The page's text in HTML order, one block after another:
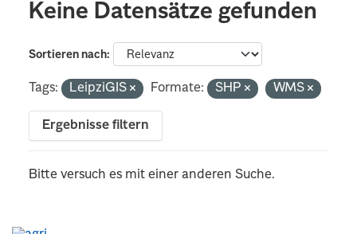
Keine Datensätze gefunden
Sortieren nach
Tags: LeipziGIS Formate: SHP WMS
Ergebnisse filtern
Bitte versuch es mit einer anderen Suche.